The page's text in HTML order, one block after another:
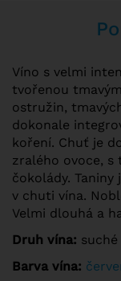
Víno s velmi
tvořenou
ostružin,
dokonale
koření. Chuť je
zralého ovoce, s
čokolády.
v chuti vína.
Velmi dlouhá a
Druh vína: suché
Barva vína: